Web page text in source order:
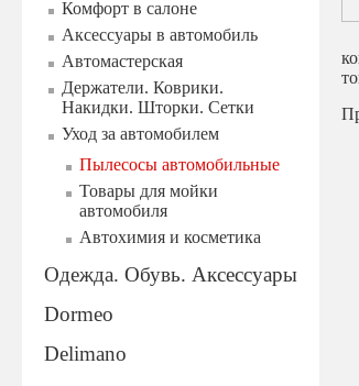
Комфорт в салоне
Аксессуары в автомобиль
Автомастерская
Держатели. Коврики.
Накидки. Шторки. Сетки
Уход за автомобилем
Пылесосы автомобильные
Товары для мойки
автомобиля
Автохимия и косметика
Одежда. Обувь. Аксессуары
Dormeo
Delimano